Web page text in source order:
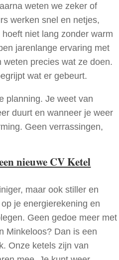
weten we zeker of
werken snel en netjes,
niet lang zonder warm
jarenlange ervaring met
precies wat ze doen.
wat er gebeurt.
planning. Je weet van
duurt en wanneer je weer
Geen verrassingen,
nieuwe CV Ketel
maar ook stiller en
je energierekening en
Geen gedoe meer met
Minkeloos? Dan is een
Onze ketels zijn van